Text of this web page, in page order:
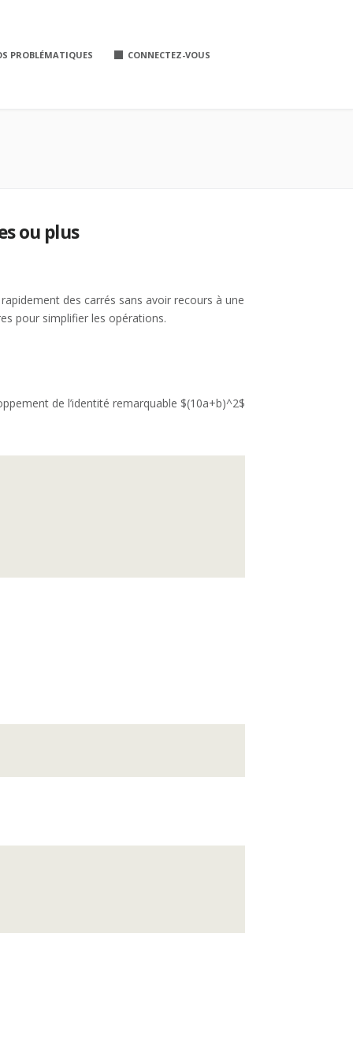
PROBLÉMATIQUES CONNECTEZ-VOUS
ou plus
des carrés sans avoir recours à une
pour simplifier les opérations.
de l’identité remarquable $(10a+b)^2$